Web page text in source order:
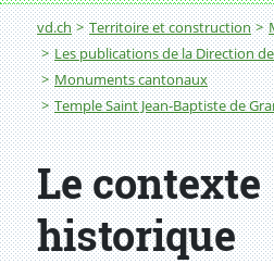
Fil d'Ariane
vd.ch Territoire et construction
Les publications de la Direction
Monuments cantonaux
Temple Saint Jean-Baptiste de
Le contexte historique
Le contexte
historique